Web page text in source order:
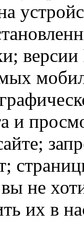
и
не
их в